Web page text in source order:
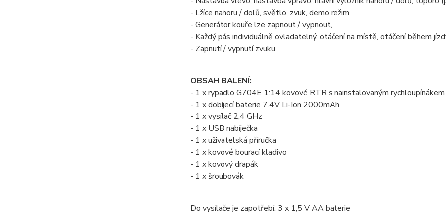
- Lžíce nahoru / dolů, světlo, zvuk, demo režim
- Generátor kouře lze zapnout / vypnout,
- Každý pás individuálně ovladatelný, otáčení na místě, otáčení během
- Zapnutí / vypnutí zvuku
OBSAH BALENÍ:
- 1 x rypadlo G704E 1:14 kovové RTR s nainstalovaným rychloupínákem
- 1 x dobíjecí baterie 7.4V Li-Ion 2000mAh
- 1 x vysílač 2,4 GHz
- 1 x USB nabíječka
- 1 x uživatelská příručka
- 1 x kovové bourací kladivo
- 1 x kovový drapák
- 1 x šroubovák
Do vysílače je zapotřebí: 3 x 1,5 V AA baterie